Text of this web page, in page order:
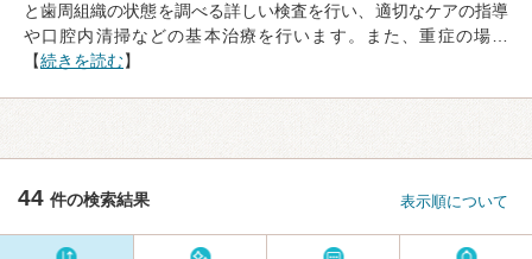
と歯周組織の状態を調べる詳しい検査を行い、適切なケアの指導
や口腔内清掃などの基本治療を行います。また、重症の場…
【続きを読む】
44 件の検索結果 表示順について